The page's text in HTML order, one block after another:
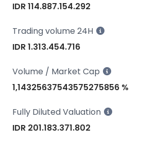
IDR 114.887.154.292
Trading volume 24H
IDR 1.313.454.716
Volume / Market Cap
1,14325637543575275856 %
Fully Diluted Valuation
IDR 201.183.371.802